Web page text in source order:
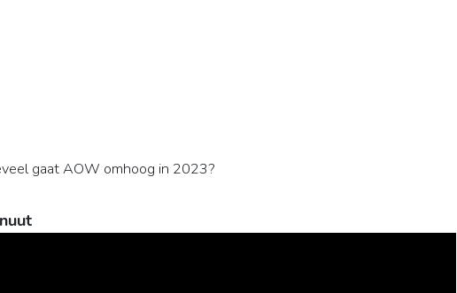
gaat AOW omhoog in 2023?